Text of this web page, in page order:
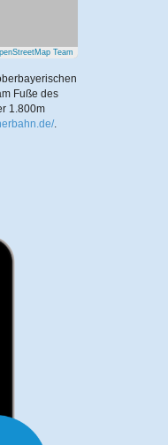
Team
Fuße des
1.800m
.